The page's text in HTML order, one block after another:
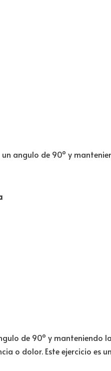
angulo de 90º y
de 90º y
o dolor. Este ejercicio es